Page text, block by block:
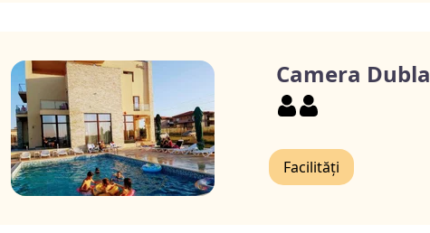
Camera Dubla
Facilități